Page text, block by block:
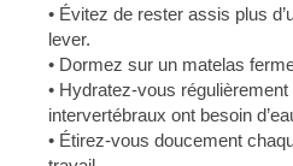
• Évitez de rester assis plus
lever.
• Dormez sur un matelas
• Hydratez-vous
intervertébraux ont besoin
• Étirez-vous doucement